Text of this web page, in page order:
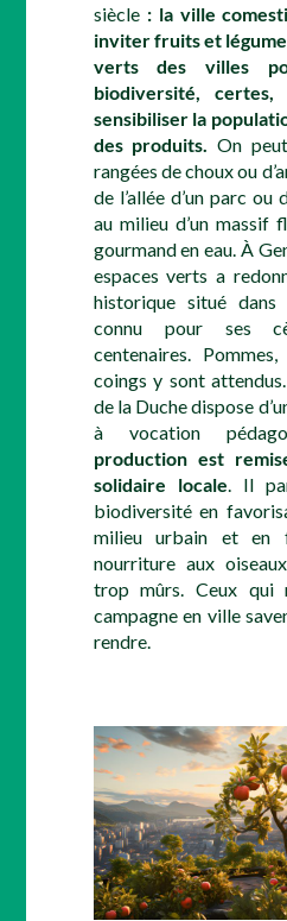
siècle : la ville
inviter fruits et
verts des villes
biodiversité,
sensibiliser la
des produits.On
rangées de choux ou
de l’allée d’un parc
au milieu d’un massif
gourmand en eau. À
espaces verts a
historique situé
connu pour ses
centenaires.
coings y sont
de la Duche dispose
à vocation
production est
solidaire locale. Il
biodiversité en
milieu urbain et en
nourriture aux
trop mûrs. Ceux
campagne en ville
rendre.